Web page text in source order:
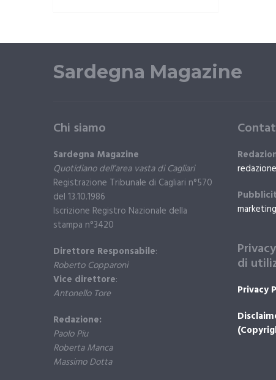
Sardegna Magazine
Chi siamo
Sardegna Magazine
Quotidiano dell’area vasta di Cagliari
Registrazione Tribunale di Cagliari n°570
del 13.10.1986
Iscrizione Registro Nazionale della
stampa n°3420
Direttore Responsabile:
Roberto Copparoni
Vice direttore:
Antonello Tore
Redazione:
Paolo Piu
Roberta Manca
Massimo Dotta
di
Privacy